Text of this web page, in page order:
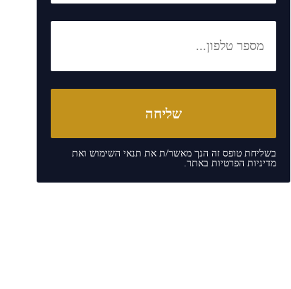
בשליחת טופס זה הנך מאשר/ת את תנאי השימושואת
מדיניות הפרטיותבאתר.